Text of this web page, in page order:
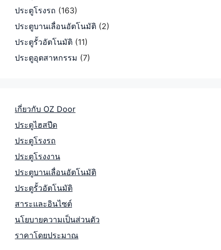
ประตูโรงรถ (163)
ประตูบานเลื่อนอัตโนมัติ (2)
ประตูรั้วอัตโนมัติ (11)
ประตูอุตสาหกรรม (7)
เกี่ยวกับ OZ Door
ประตูไฮสปีด
ประตูโรงรถ
ประตูโรงงาน
ประตูบานเลื่อนอัตโนมัติ
ประตูรั้วอัตโนมัติ
สาระและอินไซต์
นโยบายความเป็นส่วนตัว
ราคาโดยประมาณ